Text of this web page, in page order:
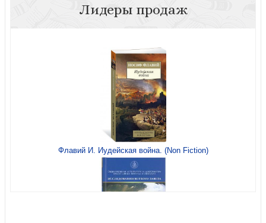
Иностранец
Воспоминания
Молитвы к 145 чудотворным иконам Божией Матери
Моя жизнь во Христе (Терирем)
Лидеры продаж
Флавий И. Иудейская война. (Non Fiction)